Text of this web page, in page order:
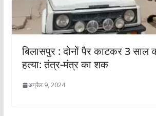
बिलासपुर : दोनों पैर काटकर 3 साल
हत्या: तंत्र-मंत्र का शक
अप्रैल 9, 2024